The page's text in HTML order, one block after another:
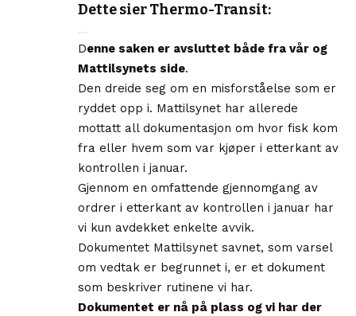
Dette sier Thermo-Transit:
Denne saken er avsluttet både fra vår og
Mattilsynets side.
Den dreide seg om en misforståelse som er
ryddet opp i. Mattilsynet har allerede
mottatt all dokumentasjon om hvor fisk kom
fra eller hvem som var kjøper i etterkant av
kontrollen i januar.
Gjennom en omfattende gjennomgang av
ordrer i etterkant av kontrollen i januar har
vi kun avdekket enkelte avvik.
Dokumentet Mattilsynet savnet, som varsel
om vedtak er begrunnet i, er et dokument
som beskriver rutinene vi har.
Dokumentet er nå på plass og vi har der